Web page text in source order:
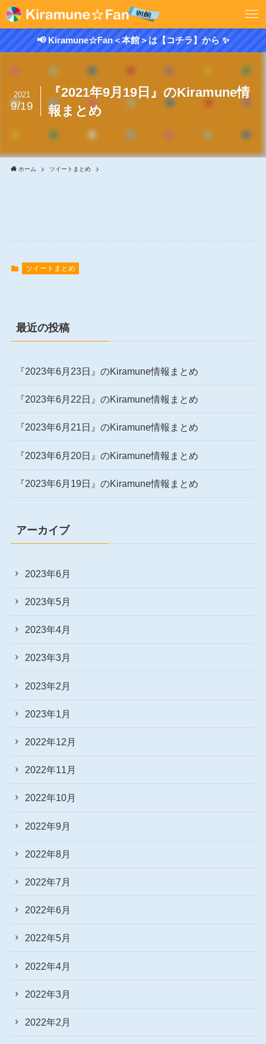
📢 Kiramune☆Fan＜本館＞は【コチラ】から ✨
『2021年9月19日』のKiramune情
報まとめ
2021
9/19
ホーム ツイートまとめ
ツイートまとめ
最近の投稿
『2023年6月23日』のKiramune情報まとめ
『2023年6月22日』のKiramune情報まとめ
『2023年6月21日』のKiramune情報まとめ
『2023年6月20日』のKiramune情報まとめ
『2023年6月19日』のKiramune情報まとめ
アーカイブ
2023年6月
2023年5月
2023年4月
2023年3月
2023年2月
2023年1月
2022年12月
2022年11月
2022年10月
2022年9月
2022年8月
2022年7月
2022年6月
2022年5月
2022年4月
2022年3月
2022年2月